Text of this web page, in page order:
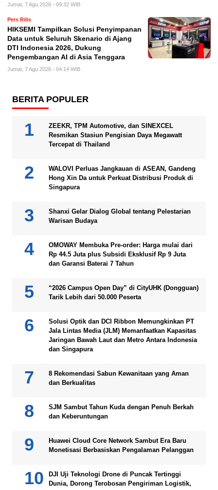
Jumat, 7 Agu 2026 - 09:32 WIB
Pers Rilis
HIKSEMI Tampilkan Solusi Penyimpanan
Data untuk Seluruh Skenario di Ajang
DTI Indonesia 2026, Dukung
Pengembangan AI di Asia Tenggara
Jumat, 7 Agu 2026 - 04:14 WIB
BERITA POPULER
ZEEKR, TPM Automotive, dan SINEXCEL
Resmikan Stasiun Pengisian Daya Megawatt
Tercepat di Thailand
WALOVI Perluas Jangkauan di ASEAN, Gandeng
Hong Xin Da untuk Perkuat Distribusi Produk di
Singapura
Shanxi Gelar Dialog Global tentang Pelestarian
Warisan Budaya
OMOWAY Membuka Pre-order: Harga mulai dari
Rp 44.5 Juta plus Subsidi Eksklusif Rp 9 Juta
dan Garansi Baterai 7 Tahun
“2026 Campus Open Day” di CityUHK (Dongguan)
Tarik Lebih dari 50.000 Peserta
Solusi Optik dan DCI Ribbon Memungkinkan PT
Jala Lintas Media (JLM) Memanfaatkan Kapasitas
Jaringan Bawah Laut dan Metro Antara Indonesia
dan Singapura
8 Rekomendasi Sabun Kewanitaan yang Aman
dan Berkualitas
SJM Sambut Tahun Kuda dengan Penuh Berkah
dan Keberuntungan
Huawei Cloud Core Network Sambut Era Baru
Monetisasi Berbasiskan Pengalaman Pelanggan
DJI Uji Teknologi Drone di Puncak Tertinggi
Dunia, Dorong Terobosan Pengiriman Logistik,